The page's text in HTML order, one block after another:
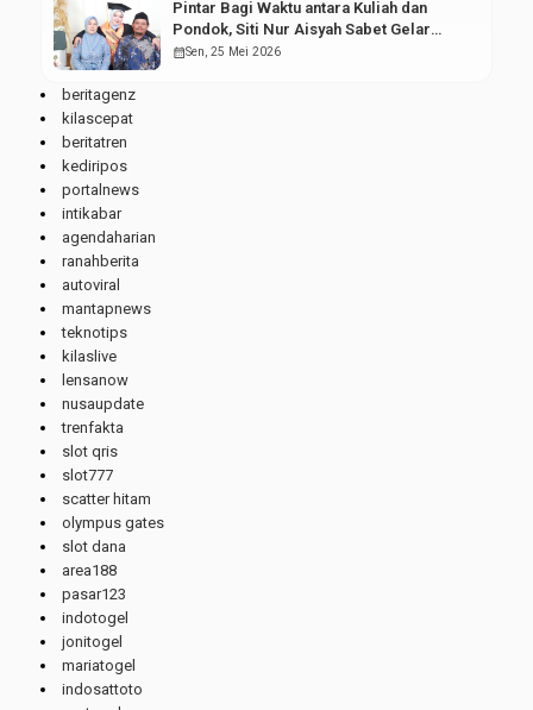
Pintar Bagi Waktu antara Kuliah dan
Pondok, Siti Nur Aisyah Sabet Gelar
Wisudawan Terbaik
calendar_monthSen, 25 Mei 2026
beritagenz
kilascepat
beritatren
kediripos
portalnews
intikabar
agendaharian
ranahberita
autoviral
mantapnews
teknotips
kilaslive
lensanow
nusaupdate
trenfakta
slot qris
slot777
scatter hitam
olympus gates
slot dana
area188
pasar123
indotogel
jonitogel
mariatogel
indosattoto